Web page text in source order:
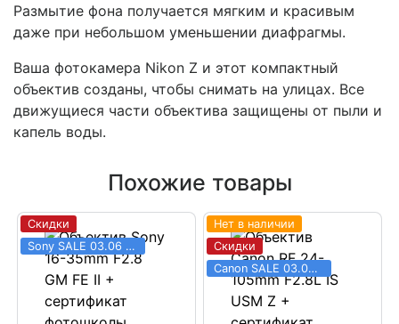
Размытие фона получается мягким и красивым
даже при небольшом уменьшении диафрагмы.
Ваша фотокамера Nikon Z и этот компактный
объектив созданы, чтобы снимать на улицах. Все
движущиеся части объектива защищены от пыли и
капель воды.
Похожие товары
Скидки
Sony SALE 03.06 - 31.08
Нет в наличии
Скидки
Canon SALE 03.06 - 31.08